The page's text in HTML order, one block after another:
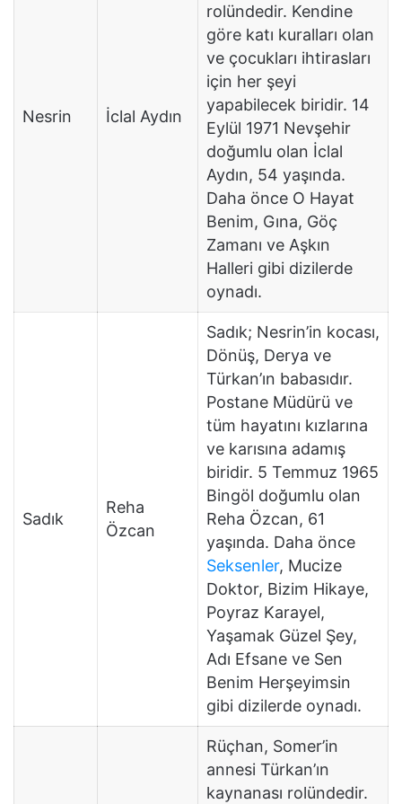
Nesrin İclal Aydın
rolündedir. Kendine
göre katı kuralları olan
ve çocukları ihtirasları
için her şeyi
yapabilecek biridir. 14
Eylül 1971 Nevşehir
doğumlu olan İclal
Aydın, 54 yaşında.
Daha önce O Hayat
Benim, Gına, Göç
Zamanı ve Aşkın
Halleri gibi dizilerde
oynadı.
Sadık
Reha
Özcan
Sadık; Nesrin’in kocası,
Dönüş, Derya ve
Türkan’ın babasıdır.
Postane Müdürü ve
tüm hayatını kızlarına
ve karısına adamış
biridir. 5 Temmuz 1965
Bingöl doğumlu olan
Reha Özcan, 61
yaşında. Daha önce
Seksenler, Mucize
Doktor, Bizim Hikaye,
Poyraz Karayel,
Yaşamak Güzel Şey,
Adı Efsane ve Sen
Benim Herşeyimsin
gibi dizilerde oynadı.
Rüçhan, Somer’in
annesi Türkan’ın
kaynanası rolündedir.